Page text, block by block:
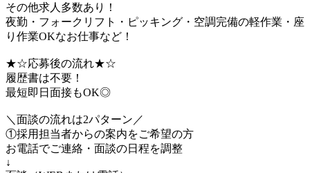
その他求人多数あり！
夜勤・フォークリフト・ピッキング・空調完備の軽作業・座
り作業OKなお仕事など！
★☆応募後の流れ★☆
履歴書は不要！
最短即日面接もOK◎
＼面談の流れは2パターン／
①採用担当者からの案内をご希望の方
お電話でご連絡・面談の日程を調整
↓